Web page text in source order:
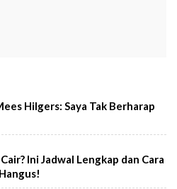
Hilgers: Saya Tak Berharap
Ini Jadwal Lengkap dan Cara